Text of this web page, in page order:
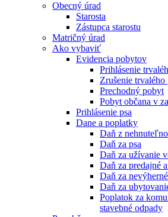
Obecný úrad
Starosta
Zástupca starostu
Matričný úrad
Ako vybaviť
Evidencia pobytov
Prihlásenie
Zrušenie trvalého
Prechodný pobyt
Pobyt občana v
Prihlásenie psa
Dane a poplatky
Daň z
Daň za psa
Daň za užívanie
Daň za predajné
Daň za
Daň za
Poplatok za
stavebné odpady